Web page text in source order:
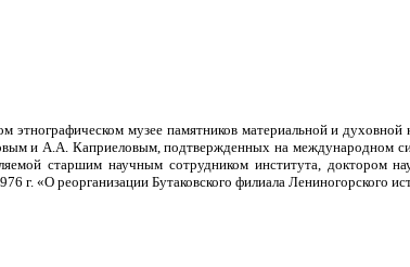
этнографическом музее памятников материальной и
и А.А. Каприеловым, подтвержденных на международном
старшим научным сотрудником института, доктором
г. «О реорганизации Бутаковского филиала Лениногорского